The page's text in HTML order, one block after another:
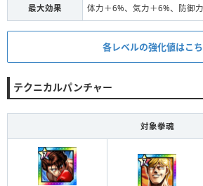
段階Ⅲ
全体
7%、素早さ＋3.7%
対象 全体
体力＋5%、気力＋5%、攻
早さ＋5%
条件 5体の拳魂の拳魂 進化＋21
最大効果 体力＋6%、気力＋6%、防御
各レベルの強化値はこ
条件 4体の拳魂の拳魂 進化＋5
効果
条件 4体の拳魂の拳魂 進化＋10
テクニカルパンチャー
対象拳魂